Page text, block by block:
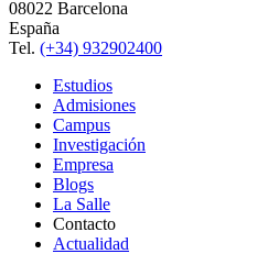
08022 Barcelona
España
Tel. (+34) 932902400
Estudios
Admisiones
Campus
Investigación
Empresa
Blogs
La Salle
Contacto
Actualidad